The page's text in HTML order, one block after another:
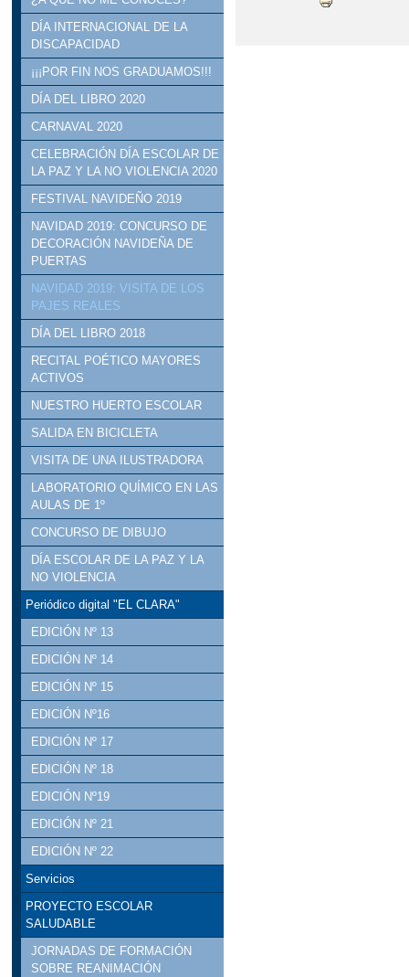
DÍA INTERNACIONAL DE LA
DISCAPACIDAD
¡¡¡POR FIN NOS GRADUAMOS!!!
DÍA DEL LIBRO 2020
CARNAVAL 2020
CELEBRACIÓN DÍA ESCOLAR DE
LA PAZ Y LA NO VIOLENCIA 2020
FESTIVAL NAVIDEÑO 2019
NAVIDAD 2019: CONCURSO DE
DECORACIÓN NAVIDEÑA DE
PUERTAS
NAVIDAD 2019: VISITA DE LOS
PAJES REALES
DÍA DEL LIBRO 2018
RECITAL POÉTICO MAYORES
ACTIVOS
NUESTRO HUERTO ESCOLAR
SALIDA EN BICICLETA
VISITA DE UNA ILUSTRADORA
LABORATORIO QUÍMICO EN LAS
AULAS DE 1º
CONCURSO DE DIBUJO
DÍA ESCOLAR DE LA PAZ Y LA
NO VIOLENCIA
Periódico digital "EL CLARA"
EDICIÓN Nº 13
EDICIÓN Nº 14
EDICIÓN Nº 15
EDICIÓN Nº16
EDICIÓN Nº 17
EDICIÓN Nº 18
EDICIÓN Nº19
EDICIÓN Nº 21
EDICIÓN Nº 22
Servicios
PROYECTO ESCOLAR
SALUDABLE
JORNADAS DE FORMACIÓN
SOBRE REANIMACIÓN